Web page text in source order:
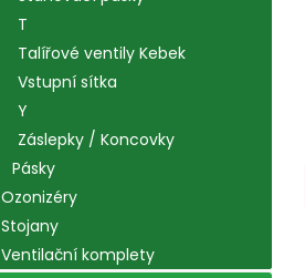
T
Talířové ventily Kebek
Vstupní sítka
Y
Záslepky / Koncovky
Pásky
Ozonizéry
Stojany
Ventilační komplety